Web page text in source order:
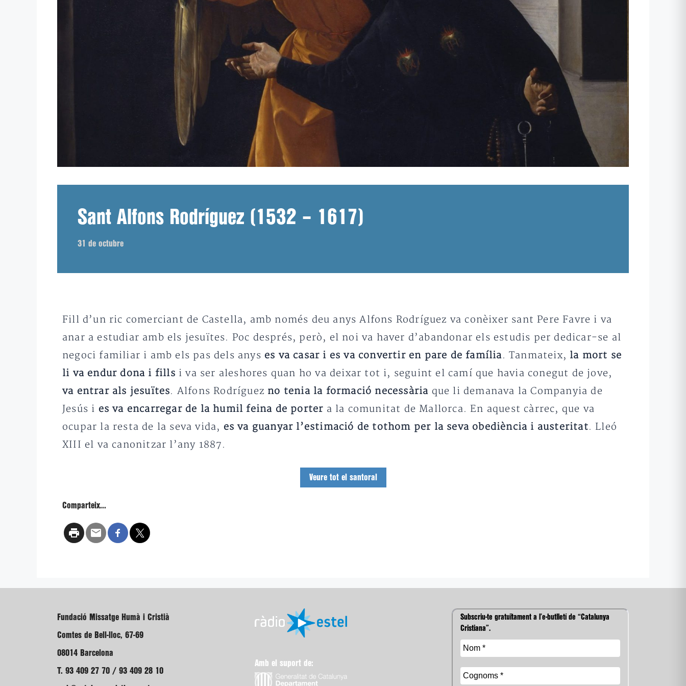
Sant Alfons Rodríguez (1532 – 1617)
31 de octubre
Fill d’un ric comerciant de Castella, amb només deu anys Alfons Rodríguez va conèixer sant Pere Favre i va
anar a estudiar amb els jesuïtes. Poc després, però, el noi va haver d’abandonar els estudis per dedicar-se al
negoci familiar i amb els pas dels anys es va casar i es va convertir en pare de família. Tanmateix, la mort se
li va endur dona i fills i va ser aleshores quan ho va deixar tot i, seguint el camí que havia conegut de jove,
va entrar als jesuïtes. Alfons Rodríguez no tenia la formació necessària que li demanava la Companyia de
Jesús i es va encarregar de la humil feina de porter a la comunitat de Mallorca. En aquest càrrec, que va
ocupar la resta de la seva vida, es va guanyar l’estimació de tothom per la seva obediència i austeritat. Lleó
XIII el va canonitzar l’any 1887.
Veure tot el santoral
Comparteix...
Fundació Missatge Humà i Cristià
Comtes de Bell-lloc, 67-69
08014 Barcelona
T. 93 409 27 70 / 93 409 28 10
Amb el suport de:
Subscriu-te gratuïtament a l’e-butlletí de “Catalunya
Cristiana”.